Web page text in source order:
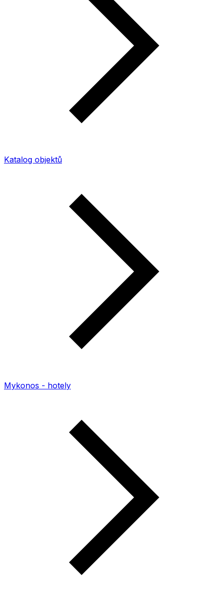
Katalog objektů
Mykonos - hotely